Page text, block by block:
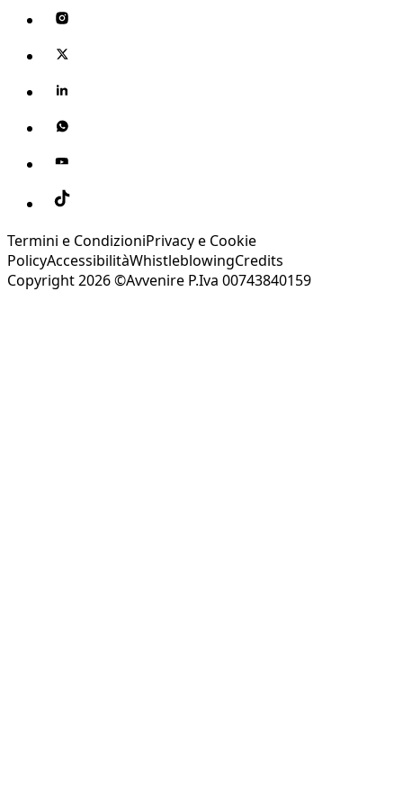
Termini e CondizioniPrivacy e Cookie
PolicyAccessibilitàWhistleblowingCredits
Copyright 2026 ©Avvenire P.Iva 00743840159